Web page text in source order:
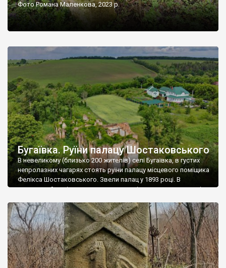
Фото Романа Маленкова, 2023 р.
Бугаївка. Руїни палацу Шостаковського
В невеликому (близько 200 жителів) селі Бугаївка, в густих
непролазних чагарях стоять руїни палацу місцевого поміщика
Фелікса Шостаковського. Звели палац у 1893 році. В
радянський період у ньому спочатку містилася школа, потім
століття тут розмістили туберкульозну лікарню. Коли із
палацу виїхала лікарня – ми точно не […]